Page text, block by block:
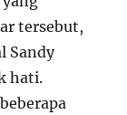
tersebut,
Sandy
hati.